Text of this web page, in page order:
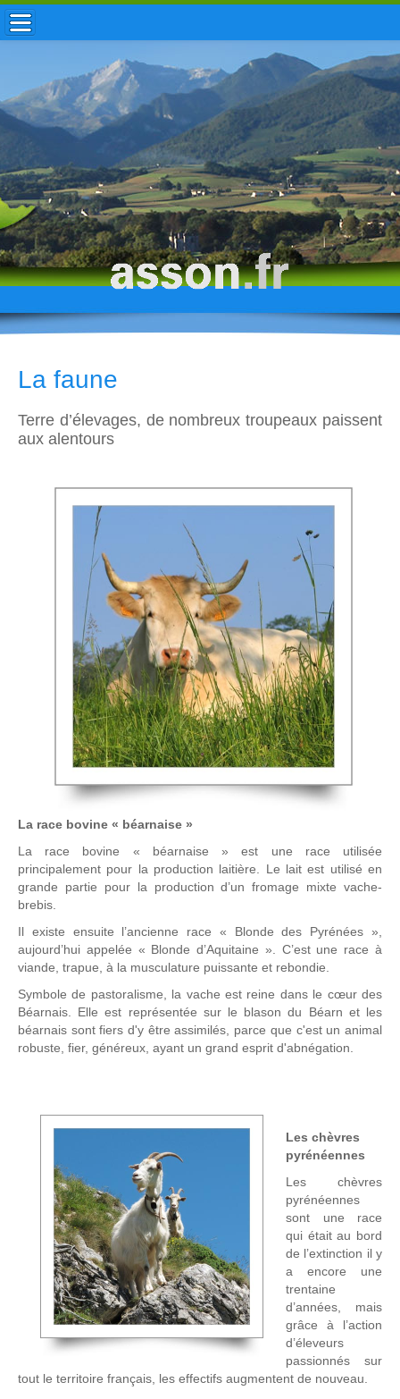
ACCUEIL / INFOS
MUNICIPALITÉ
VIE LOCALE
ENFANCE
TOURISME
HISTOIRE
La faune
Terre d’élevages, de nombreux troupeaux paissent
aux alentours
La race bovine « béarnaise »
La race bovine « béarnaise » est une race utilisée
principalement pour la production laitière. Le lait est utilisé en
grande partie pour la production d’un fromage mixte vache-
brebis.
Il existe ensuite l’ancienne race « Blonde des Pyrénées »,
aujourd’hui appelée « Blonde d’Aquitaine ». C’est une race à
viande, trapue, à la musculature puissante et rebondie.
Symbole de pastoralisme, la vache est reine dans le cœur des
Béarnais. Elle est représentée sur le blason du Béarn et les
béarnais sont fiers d'y être assimilés, parce que c'est un animal
robuste, fier, généreux, ayant un grand esprit d'abnégation.
Les chèvres
pyrénéennes
Les chèvres
pyrénéennes
sont une race
qui était au bord
de l’extinction il y
a encore une
trentaine
d’années, mais
grâce à l’action
d’éleveurs
passionnés sur
tout le territoire français, les effectifs augmentent de nouveau.